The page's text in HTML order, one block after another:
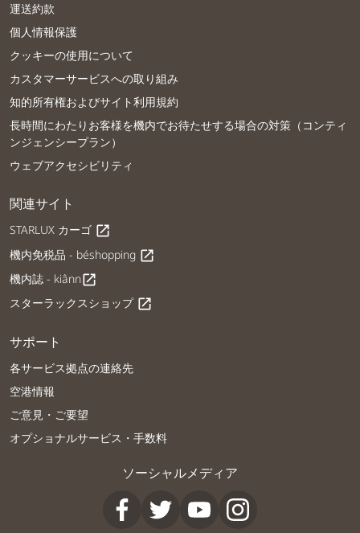
運送約款
個人情報保護
クッキーの使用について
カスタマーサービスへの取り組み
知的所有権およびサイト利用規約
長時間にわたりお客様を機内でお待たせする場合の対策（コンティ
ンジェンシープラン）
ウェブアクセシビリティ
関連サイト
STARLUX カーゴ open_in_new
機内免税品 - béshopping open_in_new
機内誌 - kiânnopen_in_new
スターラックスショップ open_in_new
サポート
各サービス拠点の連絡先
空港情報
ご意見・ご要望
オプショナルサービス・手数料
ソーシャルメディア